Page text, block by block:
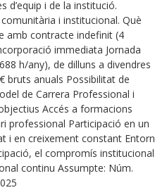
d’equip i de la institució.
i institucional. Què
amb contracte indefinit (4
immediata Jornada
h/any), de dilluns a divendres
bruts anuals Possibilitat de
de Carrera Professional i
Accés a formacions
professional Participació en un
i en creixement constant Entorn
el compromís institucional
continu Assumpte: Núm.